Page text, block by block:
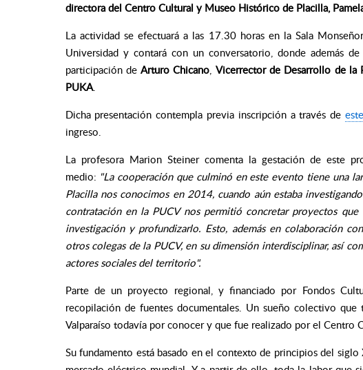
directora del Centro Cultural y Museo Histórico de Placilla,
La actividad se efectuará a las 17.30 horas en la Sala
Universidad y contará con un conversatorio, donde además
participación deArturo Chicano, Vicerrector de Desarrollo de la
PUKA.
Dicha presentación contempla previa inscripción a través de
ingreso.
La profesora Marion Steiner comenta la gestación de este
medio: "La cooperación que culminó en este evento tiene una
Placilla nos conocimos en 2014, cuando aún estaba
contratación en la PUCV nos permitió concretar proyectos que
investigación y profundizarlo. Esto, además en colaboración
otros colegas de la PUCV, en su dimensión interdisciplinar, así
actores sociales del territorio".
Parte de un proyecto regional, y financiado por Fondos
recopilación de fuentes documentales. Un sueño colectivo
Valparaíso todavía por conocer y que fue realizado por el Centro
Su fundamento está basado en el contexto de principios del